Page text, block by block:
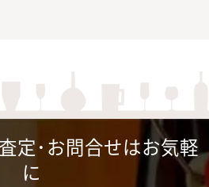
定･お問合せはお気軽
に